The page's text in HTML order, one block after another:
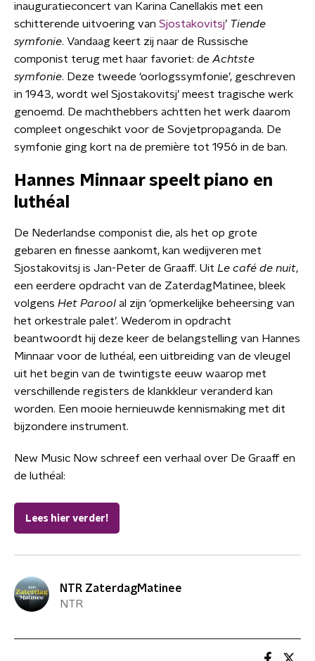
inauguratieconcert van Karina Canellakis met een
schitterende uitvoering van Sjostakovitsj’ Tiende
symfonie. Vandaag keert zij naar de Russische
componist terug met haar favoriet: de Achtste
symfonie. Deze tweede ‘oorlogssymfonie’, geschreven
in 1943, wordt wel Sjostakovitsj’ meest tragische werk
genoemd. De macht­hebbers achtten het werk daarom
compleet ongeschikt voor de Sovjetpropaganda. De
symfonie ging kort na de première tot 1956 in de ban.
Hannes Minnaar speelt piano en
luthéal
De Nederlandse componist die, als het op grote
gebaren en finesse aankomt, kan wedijveren met
Sjostakovitsj is Jan-Peter de Graaff. Uit Le café de nuit,
een eerdere opdracht van de ZaterdagMatinee, bleek
volgens Het Parool al zijn ‘opmerkelijke beheersing van
het orkestrale palet’. Wederom in opdracht
beantwoordt hij deze keer de belangstelling van Hannes
Minnaar voor de luthéal, een uitbreiding van de vleugel
uit het begin van de twintigste eeuw waarop met
verschillende registers de klankkleur veranderd kan
worden. Een mooie hernieuwde kennismaking met dit
bijzondere instrument.
New Music Now schreef een verhaal over De Graaff en
de luthéal:
Lees hier verder!
NTR ZaterdagMatinee
NTR